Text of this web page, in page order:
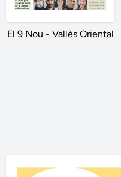
El 9 Nou - Vallès Oriental